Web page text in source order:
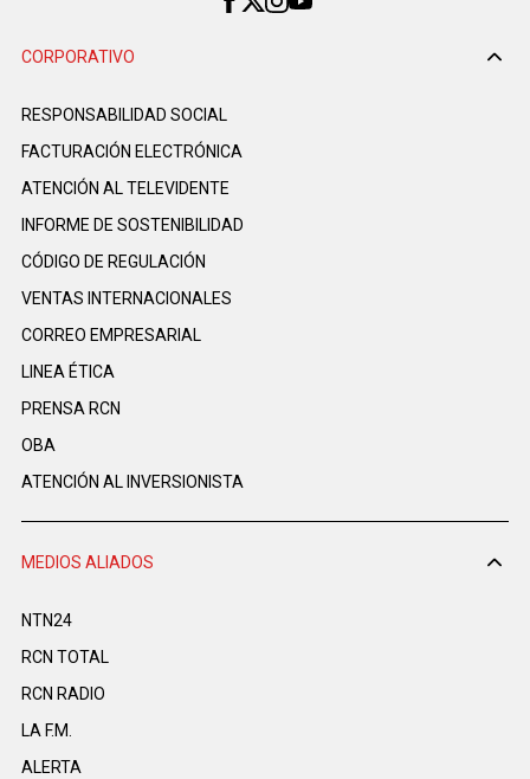
CORPORATIVO
RESPONSABILIDAD SOCIAL
FACTURACIÓN ELECTRÓNICA
ATENCIÓN AL TELEVIDENTE
INFORME DE SOSTENIBILIDAD
CÓDIGO DE REGULACIÓN
VENTAS INTERNACIONALES
CORREO EMPRESARIAL
LINEA ÉTICA
PRENSA RCN
OBA
ATENCIÓN AL INVERSIONISTA
MEDIOS ALIADOS
NTN24
RCN TOTAL
RCN RADIO
LA F.M.
ALERTA